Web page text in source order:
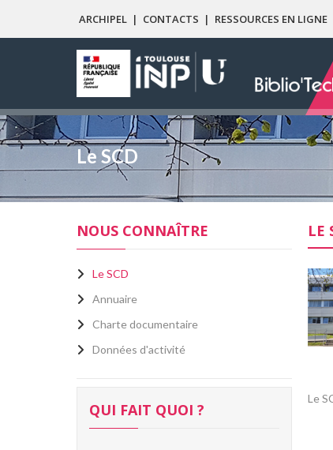
ARCHIPEL | CONTACTS | RESSOURCES EN LIGNE
Le SCD
LE
Le
NOUS CONNAÎTRE
Le SCD
Annuaire
Charte documentaire
Données d'activité
QUI FAIT QUOI ?